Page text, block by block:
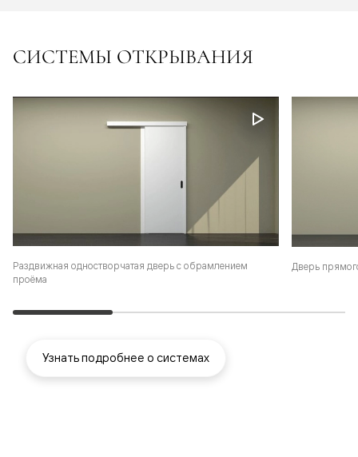
СИСТЕМЫ ОТКРЫВАНИЯ
Раздвижная одностворчатая дверь с обрамлением
проёма
Дверь
Узнать подробнее о системах